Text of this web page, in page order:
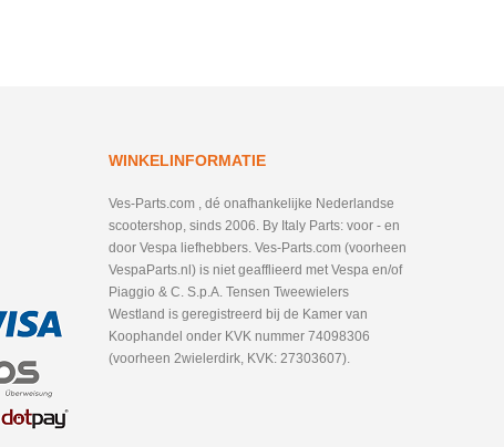
WINKELINFORMATIE
Ves-Parts.com , dé onafhankelijke Nederlandse
scootershop, sinds 2006. By Italy Parts: voor - en
door Vespa liefhebbers. Ves-Parts.com (voorheen
VespaParts.nl) is niet geafflieerd met Vespa en/of
Piaggio & C. S.p.A. Tensen Tweewielers
Westland is geregistreerd bij de Kamer van
Koophandel onder KVK nummer 74098306
(voorheen 2wielerdirk, KVK: 27303607).